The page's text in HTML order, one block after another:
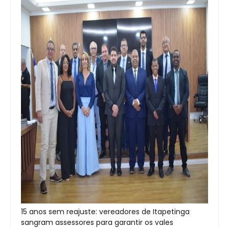
15 anos sem reajuste: vereadores de Itapetinga
sangram assessores para garantir os vales